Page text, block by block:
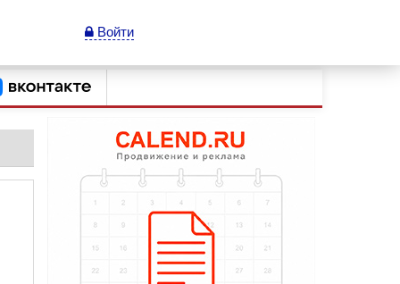
Войти